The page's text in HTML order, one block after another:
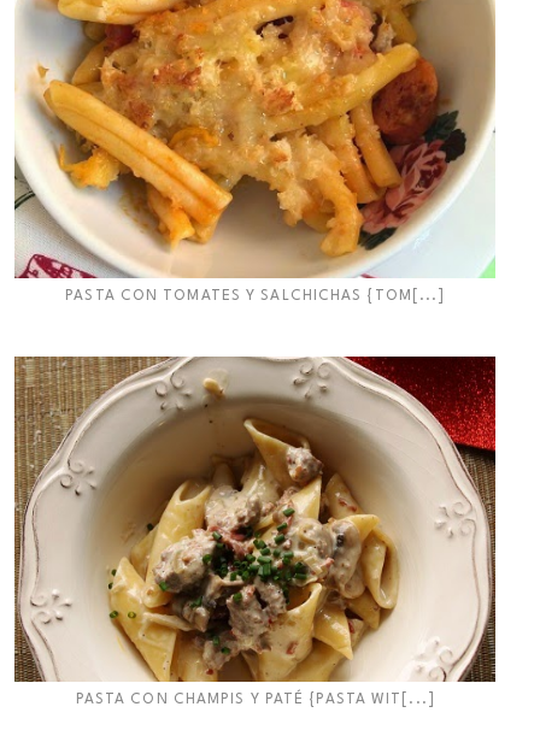
PASTA CON TOMATES Y SALCHICHAS {TOM[...]
PASTA CON CHAMPIS Y PATÉ {PASTA WIT[...]